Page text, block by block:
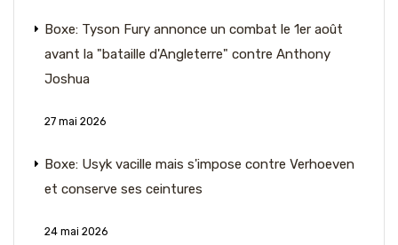
Boxe: Tyson Fury annonce un combat le 1er août
avant la "bataille d'Angleterre" contre Anthony
Joshua
27 mai 2026
Boxe: Usyk vacille mais s'impose contre Verhoeven
et conserve ses ceintures
24 mai 2026